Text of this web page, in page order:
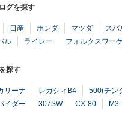
グを探す
日産 ホンダ マツダ スバ
ル ライレー フォルクスワー
探す
リーナ レガシィB4 500(チン
イダー 307SW CX-80 M3